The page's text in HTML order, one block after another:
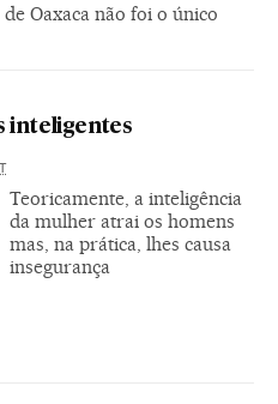
Oaxaca não foi o único
inteligentes
Teoricamente, a inteligência
da mulher atrai os homens
mas, na prática, lhes causa
insegurança